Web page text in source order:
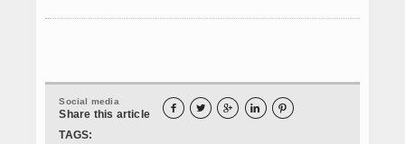
Social media
Share this article     
TAGS: